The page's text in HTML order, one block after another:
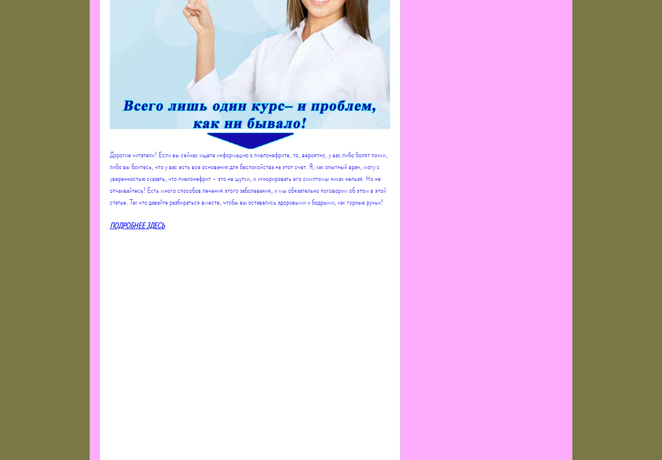
Дорогие читатели! Если вы сейчас ищете информацию о пиелонефрите, то, вероятно, у вас либо болят почки,
либо вы боитесь, что у вас есть все основания для беспокойства на этот счет. Я, как опытный врач, могу с
уверенностью сказать, что пиелонефрит - это не шутки, и игнорировать его симптомы никак нельзя. Но не
отчаивайтесь! Есть много способов лечения этого заболевания, и мы обязательно поговорим об этом в этой
статье. Так что давайте разбираться вместе, чтобы вы оставались здоровыми и бодрыми, как горные ручьи!
ПОДРОБНЕЕ ЗДЕСЬ